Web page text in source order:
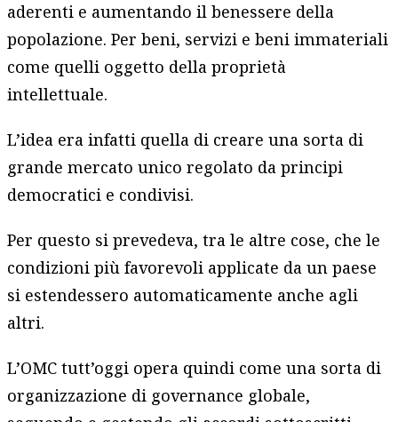
aderenti e aumentando il benessere della
popolazione. Per beni, servizi e beni immateriali
come quelli oggetto della proprietà
intellettuale.
L’idea era infatti quella di creare una sorta di
grande mercato unico regolato da principi
democratici e condivisi.
Per questo si prevedeva, tra le altre cose, che le
condizioni più favorevoli applicate da un paese
si estendessero automaticamente anche agli
altri.
L’OMC tutt’oggi opera quindi come una sorta di
organizzazione di governance globale,